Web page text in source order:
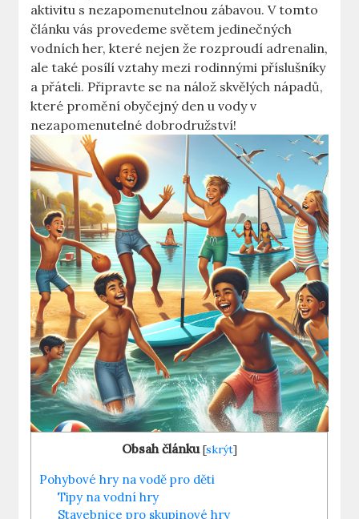
aktivitu s nezapomenutelnou zábavou. V tomto
článku vás provedeme světem jedinečných
vodních her, které nejen že rozproudí adrenalin,
ale také posílí vztahy mezi rodinnými příslušníky
a přáteli. Připravte se na nálož skvělých nápadů,
které promění obyčejný den u vody v
nezapomenutelné dobrodružství!
Obsah článku [skrýt]
Pohybové hry na vodě pro děti
Tipy na vodní hry
Stavebnice pro skupinové hry